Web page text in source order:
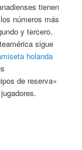
tienen
números más
y tercero.
sigue
holanda
de reserva»